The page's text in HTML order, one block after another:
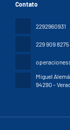
Contato
2292960931
229 909 8275
Miguel
94290 -